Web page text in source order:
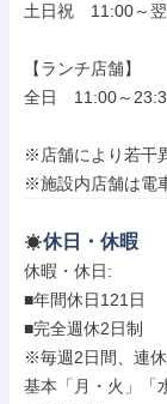
土日祝　11:00～
【ランチ店舗】
全日　11:00～
※店舗により若干
※施設内店舗は電
休日・休暇
休暇・休日:
■年間休日121日
■完全週休2日制
※毎週2日間、連休
基本「月・火」「